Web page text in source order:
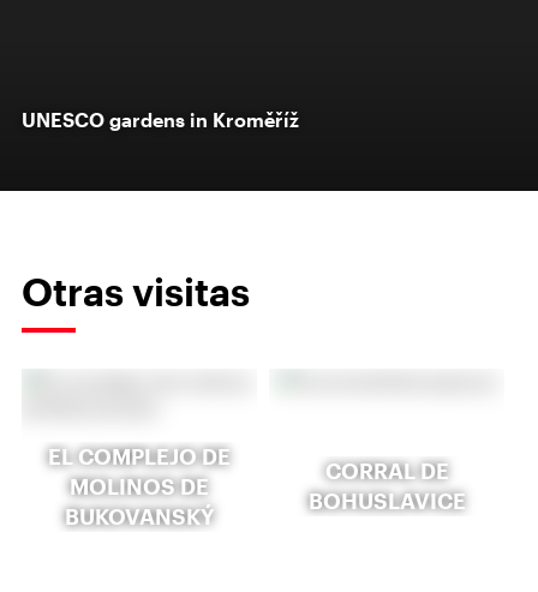
UNESCO gardens in Kroměříž
Otras visitas
EL COMPLEJO DE
MOLINOS DE
BUKOVANSKÝ
CORRAL DE
BOHUSLAVICE